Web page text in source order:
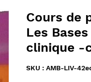
Cours de
Les
clinique -
SKU : AMB-LIV-